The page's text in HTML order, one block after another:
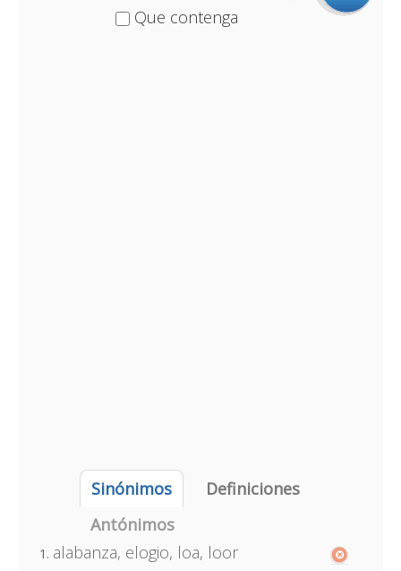
Que contenga
Sinónimos
Definiciones
Antónimos
alabanza, elogio, loa, loor